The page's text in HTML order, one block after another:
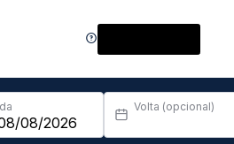
Volta (opcional)